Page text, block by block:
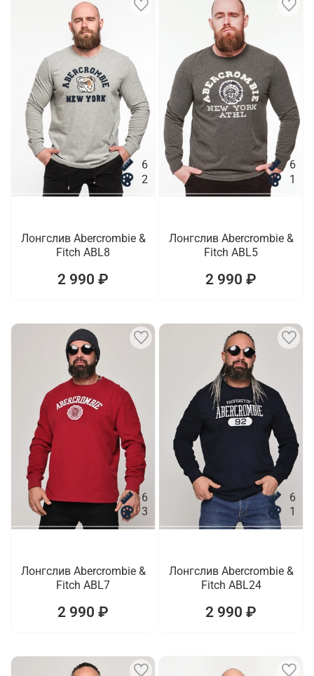
6
2
Лонгслив Abercrombie &
Fitch ABL8
2 990 ₽
6
1
Лонгслив Abercrombie &
Fitch ABL5
2 990 ₽
6
3
Лонгслив Abercrombie &
Fitch ABL7
2 990 ₽
6
1
Лонгслив Abercrombie &
Fitch ABL24
2 990 ₽